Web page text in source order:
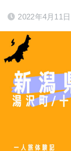
2022年4月11日